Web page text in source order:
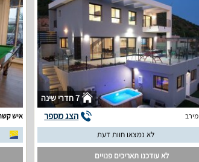
7 חדרי שינה
מירב הצג מספר
לא נמצאו חוות דעת
לא עודכנו תאריכים פנויים
איש